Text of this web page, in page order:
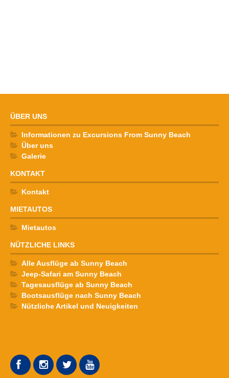
ÜBER UNS
Informationen zu Excursions From Sunny Beach
Über uns
Galerie
KONTAKT
Kontakt
MIETAUTOS
Mietautos
NÜTZLICHE LINKS
Alle Ausflüge ab Sunny Beach
Jeep-Safari am Sunny Beach
Tagesausflüge ab Sunny Beach
Bootsausflüge nach Sunny Beach
Nützliche Artikel und Neuigkeiten